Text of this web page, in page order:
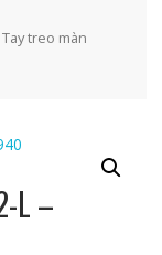
treo màn
L –